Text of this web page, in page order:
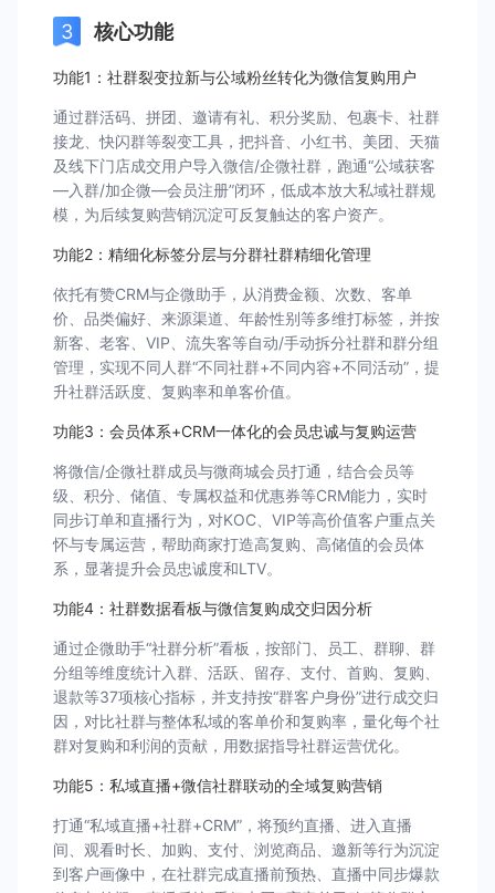
核心功能
功能1：社群裂变拉新与公域粉丝转化为微信复购用户
通过群活码、拼团、邀请有礼、积分奖励、包裹卡、社群
接龙、快闪群等裂变工具，把抖音、小红书、美团、天猫
及线下门店成交用户导入微信/企微社群，跑通“公域获客
—入群/加企微—会员注册”闭环，低成本放大私域社群规
模，为后续复购营销沉淀可反复触达的客户资产。
功能2：精细化标签分层与分群社群精细化管理
依托有赞CRM与企微助手，从消费金额、次数、客单
价、品类偏好、来源渠道、年龄性别等多维打标签，并按
新客、老客、VIP、流失客等自动/手动拆分社群和群分组
管理，实现不同人群“不同社群+不同内容+不同活动”，提
升社群活跃度、复购率和单客价值。
功能3：会员体系+CRM一体化的会员忠诚与复购运营
将微信/企微社群成员与微商城会员打通，结合会员等
级、积分、储值、专属权益和优惠券等CRM能力，实时
同步订单和直播行为，对KOC、VIP等高价值客户重点关
怀与专属运营，帮助商家打造高复购、高储值的会员体
系，显著提升会员忠诚度和LTV。
功能4：社群数据看板与微信复购成交归因分析
通过企微助手“社群分析”看板，按部门、员工、群聊、群
分组等维度统计入群、活跃、留存、支付、首购、复购、
退款等37项核心指标，并支持按“群客户身份”进行成交归
因，对比社群与整体私域的客单价和复购率，量化每个社
群对复购和利润的贡献，用数据指导社群运营优化。
功能5：私域直播+微信社群联动的全域复购营销
打通“私域直播+社群+CRM”，将预约直播、进入直播
间、观看时长、加购、支付、浏览商品、邀新等行为沉淀
到客户画像中，在社群完成直播前预热、直播中同步爆款